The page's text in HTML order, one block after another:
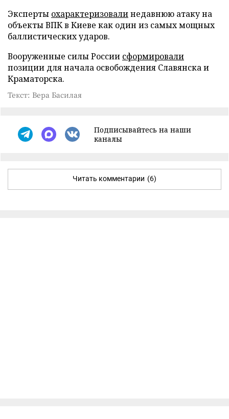
Эксперты охарактеризовалинедавнюю атаку на
объекты ВПК в Киеве как один из самых мощных
баллистических ударов.
Вооруженные силы России сформировали
позиции для начала освобождения Славянска и
Краматорска.
Текст: Вера Басилая
Подписывайтесь на наши
каналы
Читать комментарии (6)